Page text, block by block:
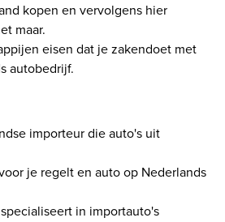
kopen en vervolgens hier
maar.
eisen dat je zakendoet met
autobedrijf.
importeur die auto's uit
je regelt en auto op Nederlands
in importauto's